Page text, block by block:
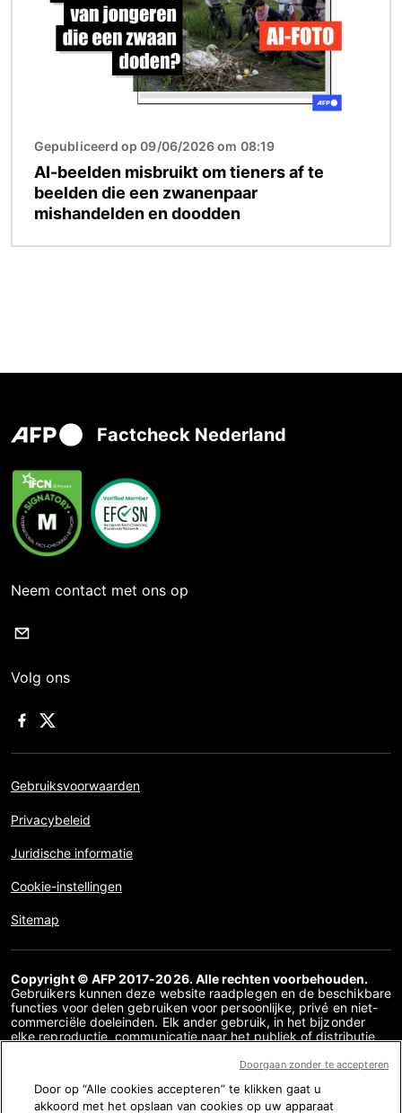
Gepubliceerd op 09/06/2026 om 08:19
AI-beelden misbruikt om tieners af te
beelden die een zwanenpaar
mishandelden en doodden
Factcheck Nederland
Neem contact met ons op
Volg ons
Gebruiksvoorwaarden
Privacybeleid
Juridische informatie
Cookie-instellingen
Sitemap
Copyright © AFP 2017-2026. Alle rechten voorbehouden.
Gebruikers kunnen deze website raadplegen en de beschikbare
functies voor delen gebruiken voor persoonlijke, privé en niet-
commerciële doeleinden. Elk ander gebruik, in het bijzonder
elke reproductie, communicatie naar het publiek of distributie
enig ander doel en/of op enige andere manier, zonder dat een
is streng verboden. De inhoud die wordt afgebeeld of
opgenomen via links binnen de factchecking inhoud wordt
Door op “Alle cookies accepteren” te klikken gaat u
akkoord met het opslaan van cookies op uw apparaat
Doorgaan zonder te accepteren